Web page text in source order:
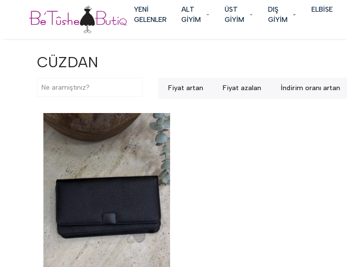
YENİ
GELENLER
ALT
GİYİM
ÜST
GİYİM
DIŞ
GİYİM
ELBİSE
CÜZDAN
Fiyat artan Fiyat azalan İndirim oranı artan